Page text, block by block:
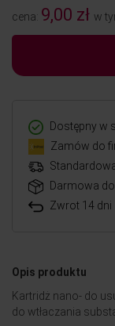
cena: 9,00 zł w
Dostępny w
Zamów do
Darmowa
Zwrot 14 dni
Opis produktu
Kartridż nano- do
do wtłaczania